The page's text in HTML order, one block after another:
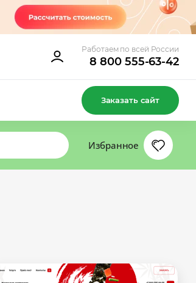
Работаем по всей России
8 800 555-63-42
Заказать сайт
Избранное